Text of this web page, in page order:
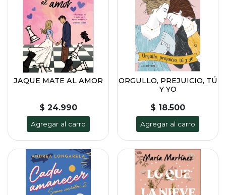
JAQUE MATE AL AMOR
$ 24.990
Agregar al carro
ORGULLO, PREJUICIO, TÚ
Y YO
$ 18.500
Agregar al carro